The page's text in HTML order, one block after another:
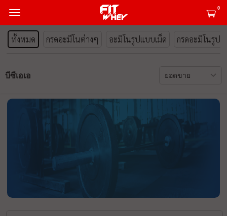
0
ทั้งหมด กรดอะมีโนต่างๆ อะมิโนรูปแบบเม็ด กรดอะมิโนรูป
บีซีเอเอ